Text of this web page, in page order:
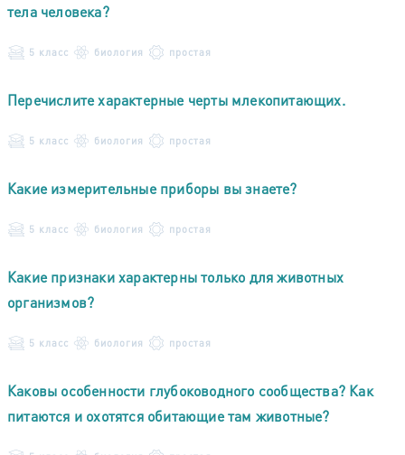
тела человека?
5 класс биология простая
Перечислите характерные черты млекопитающих.
5 класс биология простая
Какие измерительные приборы вы знаете?
5 класс биология простая
Какие признаки характерны только для животных
организмов?
5 класс биология простая
Каковы особенности глубоководного сообщества? Как
питаются и охотятся обитающие там животные?